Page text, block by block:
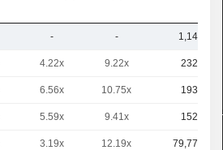
- - 1,14 Md
4.22x 9.22x 232 Md
6.56x 10.75x 193 Md
5.59x 9.41x 152 Md
3.19x 12.19x 79,77 Md